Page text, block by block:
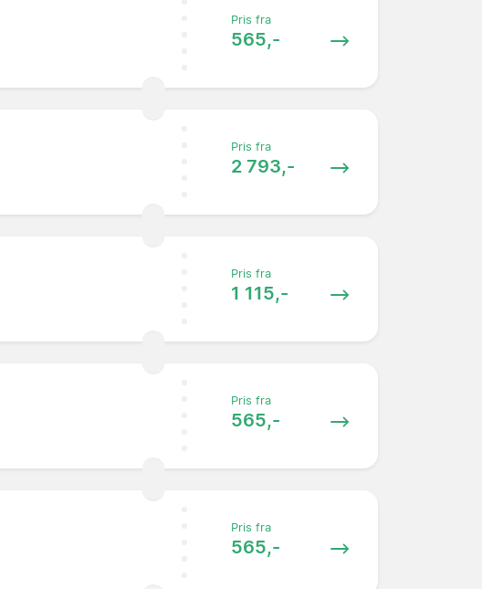
Pris fra
565,-
Pris fra
2 793,-
Pris fra
1 115,-
Pris fra
565,-
Pris fra
565,-